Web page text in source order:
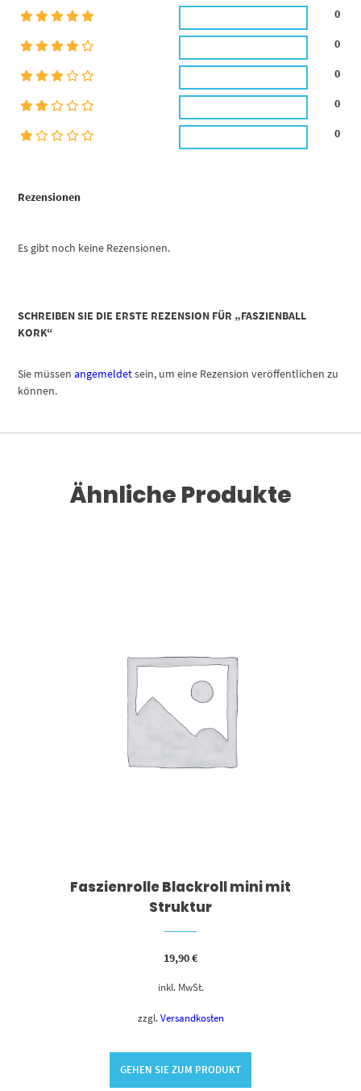
Rezensionen
Es gibt noch keine Rezensionen.
0
0
0
0
0
SCHREIBEN SIE DIE ERSTE REZENSION FÜR „FASZIENBALL
KORK“
Sie müssenangemeldetsein, um eine Rezension veröffentlichen zu
können.
Ähnliche Produkte
Faszienrolle Blackroll mini mit
Struktur
19,90€
inkl. MwSt.
zzgl. Versandkosten
GEHEN SIE ZUM PRODUKT